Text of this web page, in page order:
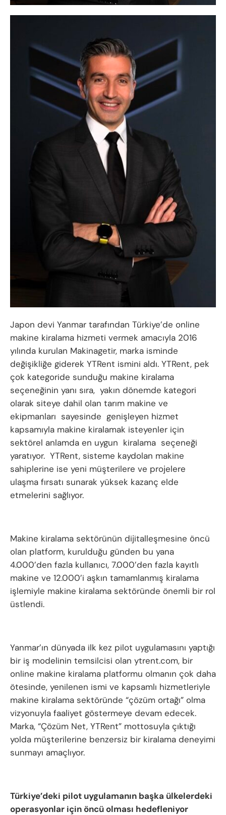
Japon devi Yanmar tarafından Türkiye’de online
makine kiralama hizmeti vermek amacıyla 2016
yılında kurulan Makinagetir, marka isminde
değişikliğe giderek YTRent ismini aldı. YTRent, pek
çok kategoride sunduğu makine kiralama
seçeneğinin yanı sıra, yakın dönemde kategori
olarak siteye dahil olan tarım makine ve
ekipmanları sayesinde genişleyen hizmet
kapsamıyla makine kiralamak isteyenler için
sektörel anlamda en uygun kiralama seçeneği
yaratıyor. YTRent, sisteme kaydolan makine
sahiplerine ise yeni müşterilere ve projelere
ulaşma fırsatı sunarak yüksek kazanç elde
etmelerini sağlıyor.
Makine kiralama sektörünün dijitalleşmesine öncü
olan platform, kurulduğu günden bu yana
4.000’den fazla kullanıcı, 7.000’den fazla kayıtlı
makine ve 12.000’i aşkın tamamlanmış kiralama
işlemiyle makine kiralama sektöründe önemli bir rol
üstlendi.
Yanmar’ın dünyada ilk kez pilot uygulamasını yaptığı
bir iş modelinin temsilcisi olan ytrent.com, bir
online makine kiralama platformu olmanın çok daha
ötesinde, yenilenen ismi ve kapsamlı hizmetleriyle
makine kiralama sektöründe “çözüm ortağı” olma
vizyonuyla faaliyet göstermeye devam edecek.
Marka, “Çözüm Net, YTRent” mottosuyla çıktığı
yolda müşterilerine benzersiz bir kiralama deneyimi
sunmayı amaçlıyor.
Türkiye’deki pilot uygulamanın başka ülkelerdeki
operasyonlar için öncü olması hedefleniyor